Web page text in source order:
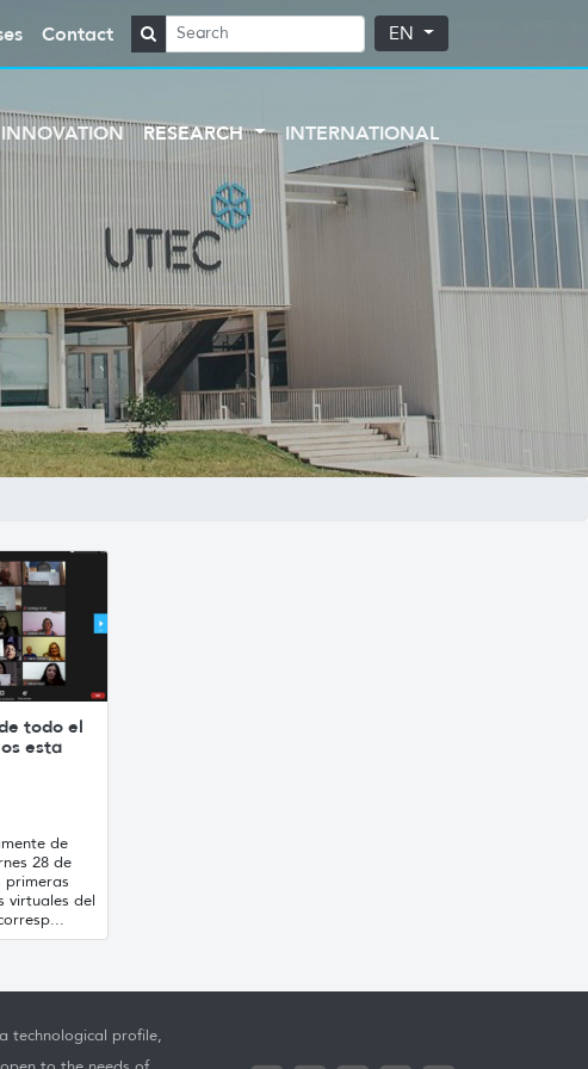
Contact EN
INNOVATION RESEARCH INTERNATIONAL
todo el
esta
de
28 de
primeras
virtuales del
technological profile,